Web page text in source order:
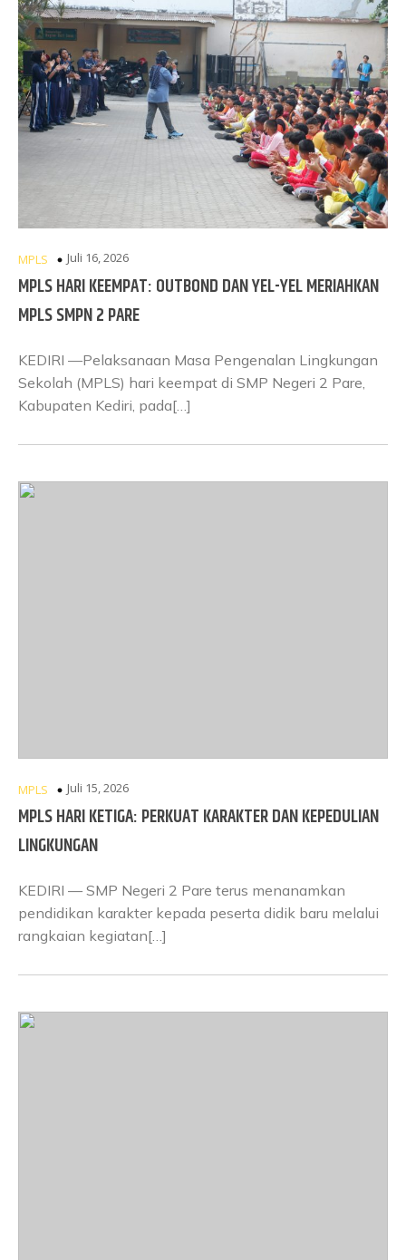
MPLS Juli 16, 2026
MPLS HARI KEEMPAT: OUTBOND DAN YEL-YEL MERIAHKAN
MPLS SMPN 2 PARE
KEDIRI —Pelaksanaan Masa Pengenalan Lingkungan
Sekolah (MPLS) hari keempat di SMP Negeri 2 Pare,
Kabupaten Kediri, pada[…]
MPLS Juli 15, 2026
MPLS HARI KETIGA: PERKUAT KARAKTER DAN KEPEDULIAN
LINGKUNGAN
KEDIRI — SMP Negeri 2 Pare terus menanamkan
pendidikan karakter kepada peserta didik baru melalui
rangkaian kegiatan[…]